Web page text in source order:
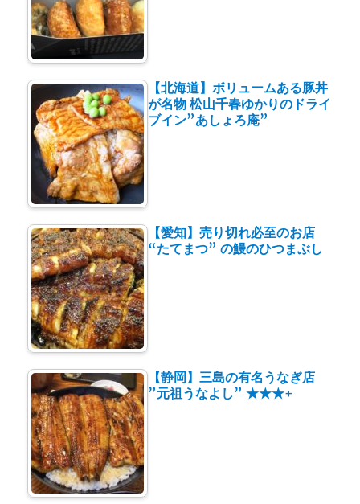
【北海道】ボリュームある豚丼
が名物 松山千春ゆかりのドライ
ブイン”あしょろ庵”
【愛知】売り切れ必至のお店
“たてまつ” の鰻のひつまぶし
【静岡】三島の有名うなぎ店
”元祖うなよし” ★★★+